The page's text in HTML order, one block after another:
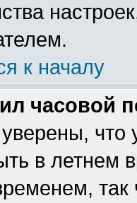
к началу
часовой
что
в летнем
так